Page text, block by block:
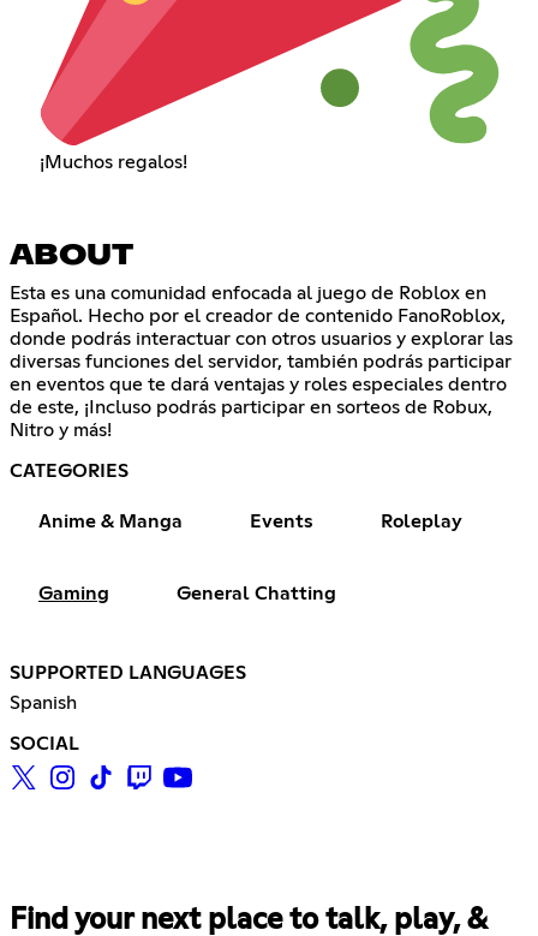
¡Muchos regalos!
ABOUT
Esta es una comunidad enfocada al juego de Roblox en
Español. Hecho por el creador de contenido FanoRoblox,
donde podrás interactuar con otros usuarios y explorar las
diversas funciones del servidor, también podrás participar
en eventos que te dará ventajas y roles especiales dentro
de este, ¡Incluso podrás participar en sorteos de Robux,
Nitro y más!
CATEGORIES
Anime & Manga Events Roleplay
Gaming General Chatting
SUPPORTED LANGUAGES
Spanish
SOCIAL
Find your next place to talk, play, &